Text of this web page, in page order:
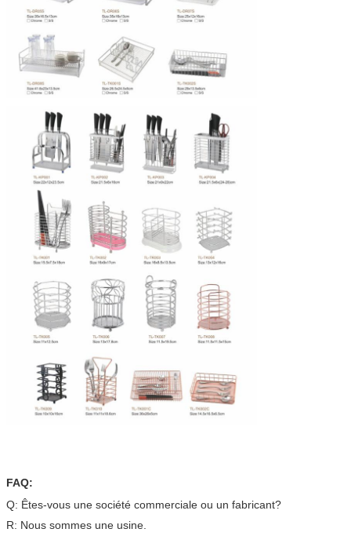
FAQ:
Q: Êtes-vous une société commerciale ou un fabricant?
R: Nous sommes une usine.